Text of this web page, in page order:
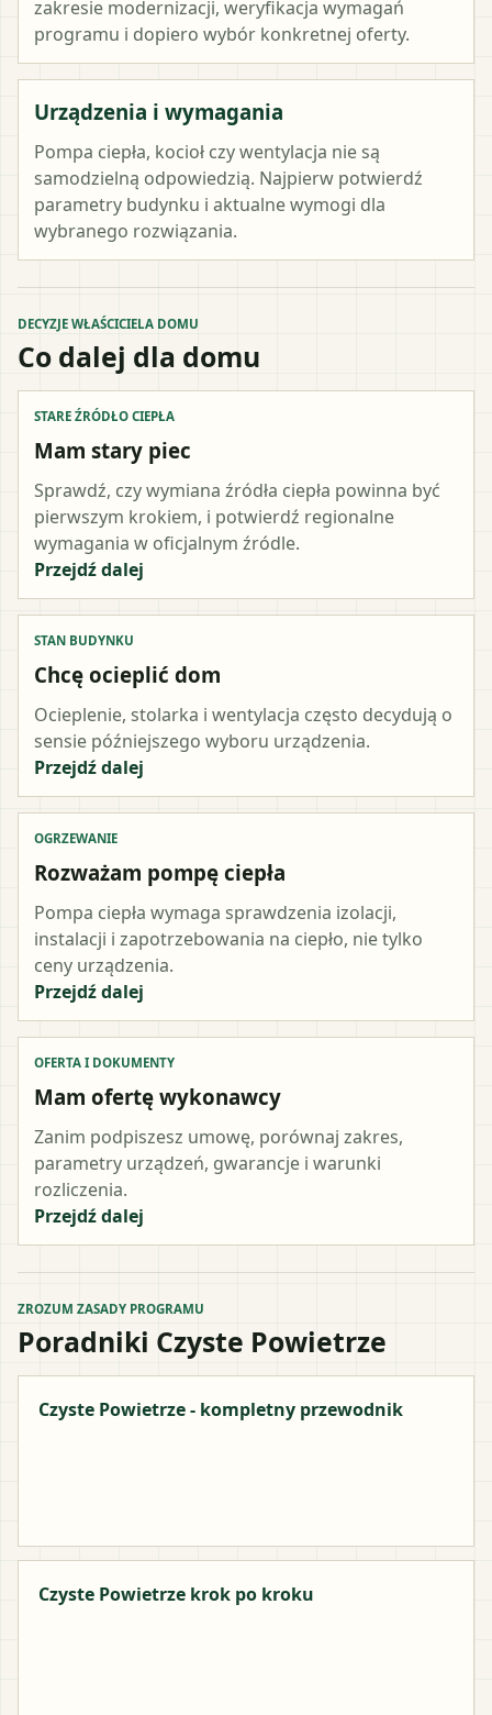
zakresie modernizacji, weryfikacja wymagań
programu i dopiero wybór konkretnej oferty.
Urządzenia i wymagania
Pompa ciepła, kocioł czy wentylacja nie są
samodzielną odpowiedzią. Najpierw potwierdź
parametry budynku i aktualne wymogi dla
wybranego rozwiązania.
DECYZJE WŁAŚCICIELA DOMU
Co dalej dla domu
STARE ŹRÓDŁO CIEPŁA
Mam stary piec
Sprawdź, czy wymiana źródła ciepła powinna być
pierwszym krokiem, i potwierdź regionalne
wymagania w oficjalnym źródle.
Przejdź dalej
STAN BUDYNKU
Chcę ocieplić dom
Ocieplenie, stolarka i wentylacja często decydują o
sensie późniejszego wyboru urządzenia.
Przejdź dalej
OGRZEWANIE
Rozważam pompę ciepła
Pompa ciepła wymaga sprawdzenia izolacji,
instalacji i zapotrzebowania na ciepło, nie tylko
ceny urządzenia.
Przejdź dalej
OFERTA I DOKUMENTY
Mam ofertę wykonawcy
Zanim podpiszesz umowę, porównaj zakres,
parametry urządzeń, gwarancje i warunki
rozliczenia.
Przejdź dalej
ZROZUM ZASADY PROGRAMU
Poradniki Czyste Powietrze
Czyste Powietrze - kompletny przewodnik
Czyste Powietrze krok po kroku